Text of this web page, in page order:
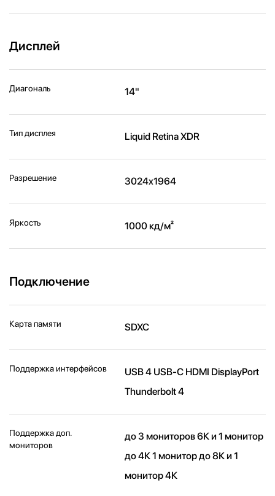
Дисплей
Диагональ 14"
Тип дисплея Liquid Retina XDR
Разрешение 3024x1964
Яркость 1000 кд/м²
Подключение
Карта памяти SDXC
Поддержка интерфейсов
USB 4 USB-C HDMI DisplayPort
Thunderbolt 4
Поддержка доп.
мониторов
до 3 мониторов 6К и 1 монитор
до 4К 1 монитор до 8К и 1
монитор 4К